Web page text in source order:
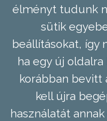
élményt tudunk
sütik
beállításokat, így
ha egy új
korábban bevitt
kell újra
használatát